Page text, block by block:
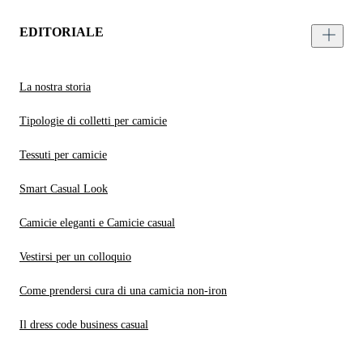
EDITORIALE
La nostra storia
Tipologie di colletti per camicie
Tessuti per camicie
Smart Casual Look
Camicie eleganti e Camicie casual
Vestirsi per un colloquio
Come prendersi cura di una camicia non-iron
Il dress code business casual